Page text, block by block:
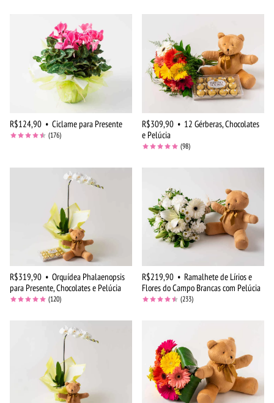
R$124,90 • Ciclame para Presente
(176)
R$309,90 • 12 Gérberas, Chocolates
e Pelúcia
(98)
R$319,90 • Orquídea Phalaenopsis
para Presente, Chocolates e Pelúcia
(120)
R$219,90 • Ramalhete de Lírios e
Flores do Campo Brancas com Pelúcia
(233)